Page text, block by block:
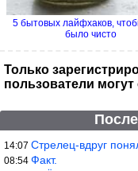
5 бытовых лайфхаков,
было чисто
Только
пользователи
14:07 Стрелец-вдруг
08:54 Факт.